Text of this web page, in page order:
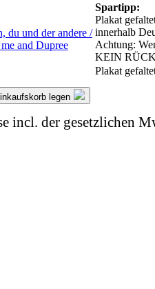
Spartipp:
Plakat
innerhalb
Achtung:
KEIN
Plakat
legen
incl. der gesetzlichen